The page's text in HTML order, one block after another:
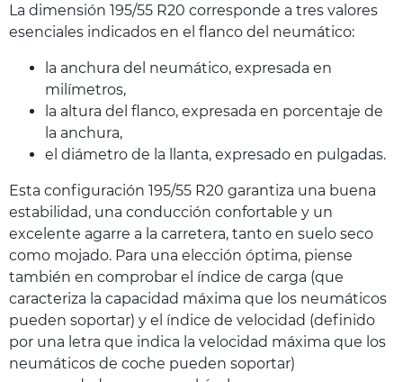
La dimensión 195/55 R20 corresponde a tres valores
esenciales indicados en el flanco del neumático:
la anchura del neumático, expresada en
milímetros,
la altura del flanco, expresada en porcentaje de
la anchura,
el diámetro de la llanta, expresado en pulgadas.
Esta configuración 195/55 R20 garantiza una buena
estabilidad, una conducción confortable y un
excelente agarre a la carretera, tanto en suelo seco
como mojado. Para una elección óptima, piense
también en comprobar el índice de carga (que
caracteriza la capacidad máxima que los neumáticos
pueden soportar) y el índice de velocidad (definido
por una letra que indica la velocidad máxima que los
neumáticos de coche pueden soportar)